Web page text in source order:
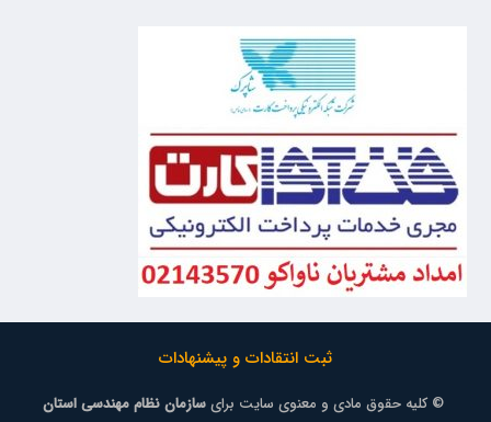
ثبت انتقادات و پیشنهادات
© کلیه حقوق مادی و معنوی سایت برایسازمان نظام مهندسی استان